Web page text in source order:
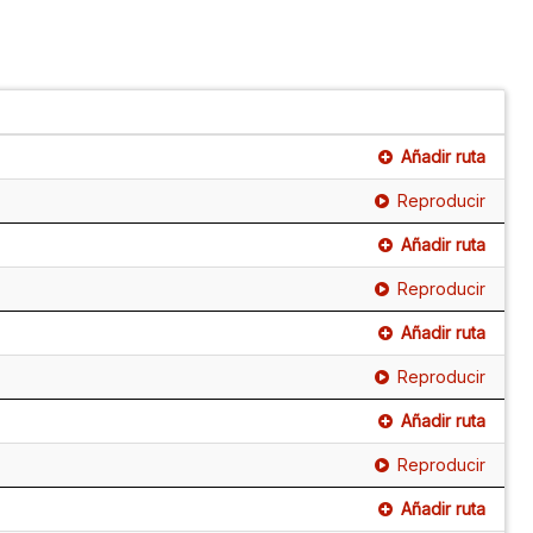
Añadir ruta
Reproducir
Añadir ruta
Reproducir
Añadir ruta
Reproducir
Añadir ruta
Reproducir
Añadir ruta